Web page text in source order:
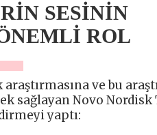
SESİNİN
ROL
ve bu
sağlayan Novo
yaptı: